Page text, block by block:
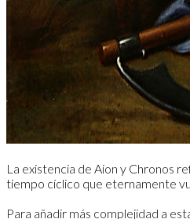
La existencia de Aion y Chronos
tiempo cíclico que eternamente
Para añadir más complejidad a